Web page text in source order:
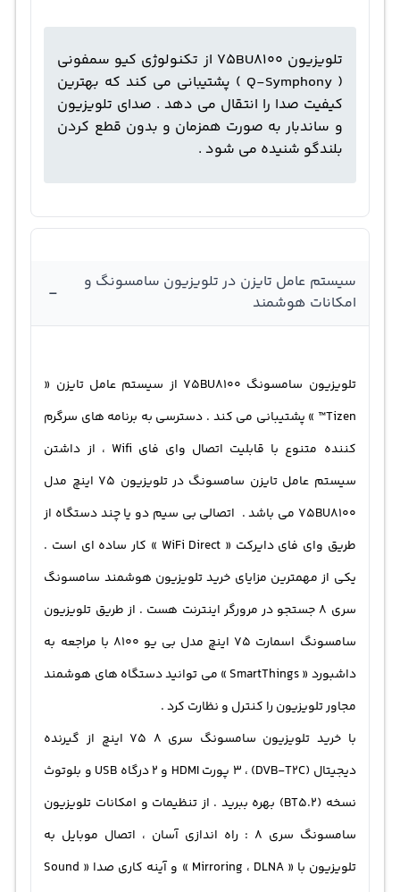
تلویزیون 75BU8100 از تکنولوژی کیو سمفونی
( Q-Symphony ) پشتیبانی می کند که بهترین
کیفیت صدا را انتقال می دهد . صدای تلویزیون
و ساندبار به صورت همزمان و بدون قطع کردن
بلندگو شنیده می شود .
سیستم عامل تایزن در تلویزیون سامسونگ و
امکانات هوشمند
-
تلویزیون سامسونگ 75BU8100 از سیستم عامل تایزن «
Tizen™ » پشتیبانی می کند . دسترسی به برنامه های سرگرم
کننده متنوع با قابلیت اتصال وای فای Wifi ، از داشتن
سیستم عامل تایزن سامسونگ در تلویزیون 75 اینچ مدل
75BU8100 می باشد . اتصالی بی ‌سیم دو یا چند دستگاه از
طریق وای فای دایرکت « WiFi Direct » کار ساده ای است .
یکی از مهمترین مزایای خرید تلویزیون هوشمند سامسونگ
سری 8 جستجو در مرورگر اینترنت هست . از طریق تلویزیون
سامسونگ اسمارت 75 اینچ مدل بی یو 8100 با مراجعه به
داشبورد « SmartThings » می توانید دستگاه های هوشمند
مجاور تلویزیون را کنترل و نظارت کرد .
با خرید تلویزیون سامسونگ سری 8 75 اینچ از گیرنده
دیجیتال (DVB-T2C) ، 3 پورت HDMI و 2 درگاه USB و بلوتوث
نسخه (BT5.2) بهره ببرید . از تنظیمات و امکانات تلویزیون
سامسونگ سری 8 : راه اندازی آسان ، اتصال موبایل به
تلویزیون با « Mirroring ، DLNA » و آینه کاری صدا « Sound